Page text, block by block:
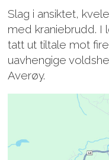
Slag i ansiktet,
med kraniebrudd. I
tatt ut tiltale mot
uavhengige
Averøy.